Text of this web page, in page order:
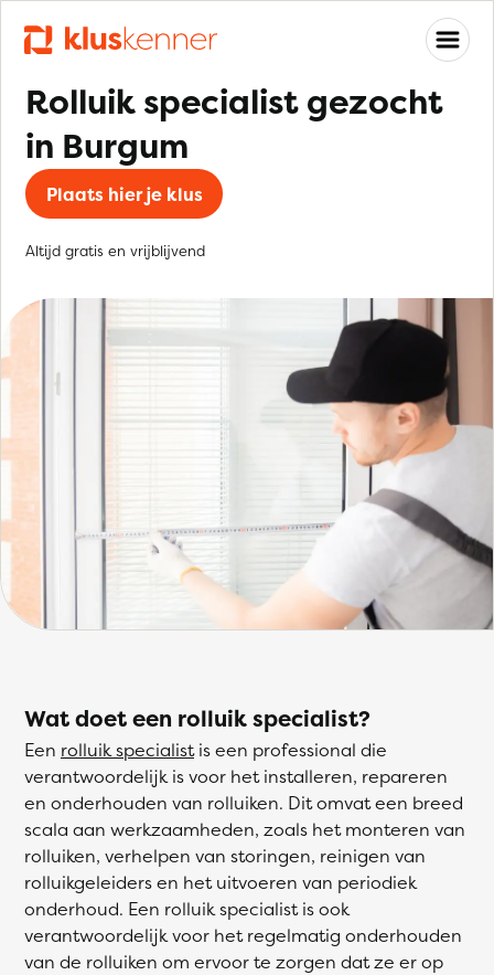
Rolluik specialist gezocht
in Burgum
Plaats hier je klus
Altijd gratis en vrijblijvend
Wat doet een rolluik specialist?
Een rolluik specialistis een professional die
verantwoordelijk is voor het installeren, repareren
en onderhouden van rolluiken. Dit omvat een breed
scala aan werkzaamheden, zoals het monteren van
rolluiken, verhelpen van storingen, reinigen van
rolluikgeleiders en het uitvoeren van periodiek
onderhoud. Een rolluik specialist is ook
verantwoordelijk voor het regelmatig onderhouden
van de rolluiken om ervoor te zorgen dat ze er op